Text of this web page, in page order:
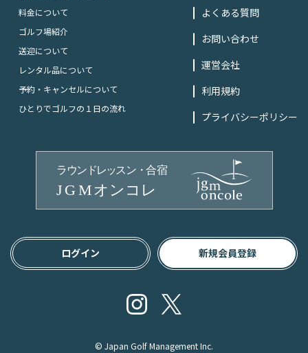
料金について
ゴルフ場紹介
送迎について
レンタル品について
予約・キャンセルについて
ひとりでゴルフの１日の流れ
よくある質問
お問い合わせ
運営会社
利用規約
プライバシーポリシー
ログイン 新規会員登録
Instagram
© Japan Golf Management Inc.